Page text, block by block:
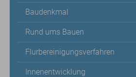
Baudenkmal
Rund ums Bauen
Flurbereinigungsverfahren
Innenentwicklung